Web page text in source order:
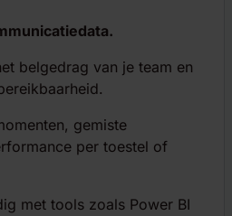
belgedrag van je team en
gemiste
per toestel of
met tools zoals Power BI